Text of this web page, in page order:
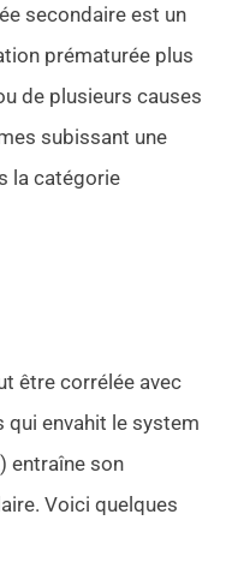
secondaire est un
prématurée plus
de plusieurs causes
subissant une
la catégorie
être corrélée avec
qui envahit le system
entraîne son
Voici quelques